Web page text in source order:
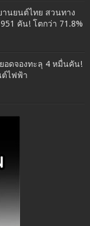
านยนต์ไทย สวนทาง
คัน! โตกว่า 71.8%
อดจองทะลุ 4 หมื่นคัน!
ต์ไฟฟ้า